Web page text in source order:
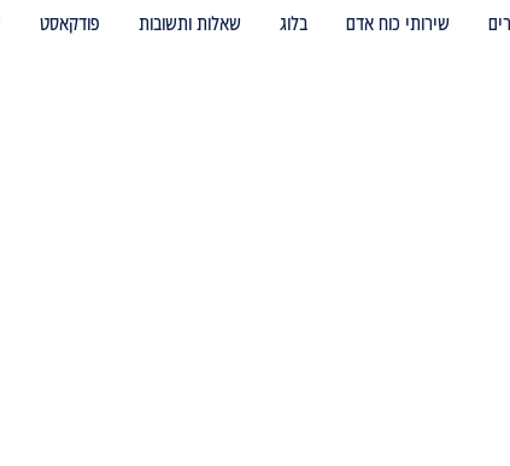
שירותי כוח אדם בלוג שאלות ותשובות פודקאסט